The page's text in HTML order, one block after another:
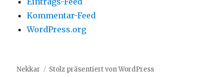
Kommentar-Feed
WordPress.org
Nekkar Stolz präsentiert von WordPress